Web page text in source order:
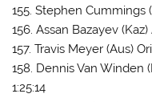
155. Stephen Cummings
156. Assan Bazayev
157. Travis Meyer (Aus)
158. Dennis Van Winden
1:25:14